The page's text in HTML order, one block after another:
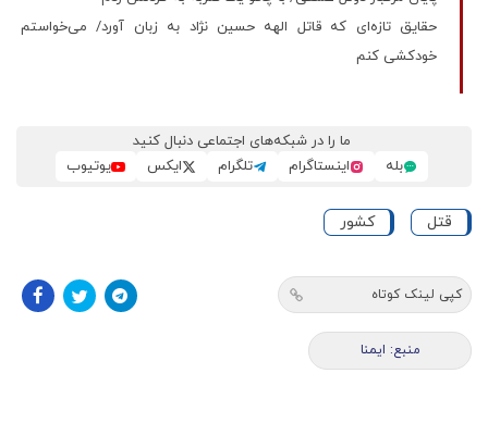
حقایق تازه‌ای که قاتل الهه حسین نژاد به زبان آورد/ می‌خواستم
خودکشی کنم
ما را در شبکه‌های اجتماعی دنبال کنید
بله
اینستاگرام تلگرام ایکس یوتیوب
قتل کشور
کپی لینک کوتاه
منبع: ایمنا